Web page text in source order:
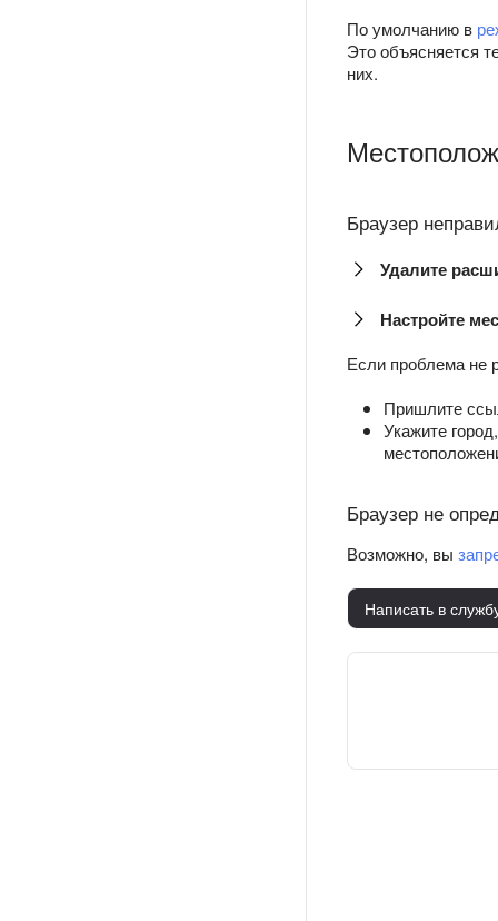
По умолчанию в
Это объясняется
них.
Браузер
Удалите
Настройте
Если проблема не
Пришлите
Укажите
Браузер не
Возможно, вы
Написать в